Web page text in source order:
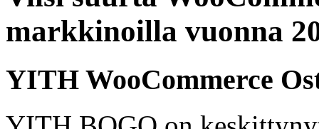
markkinoilla vuonna
YITH WooCommerce